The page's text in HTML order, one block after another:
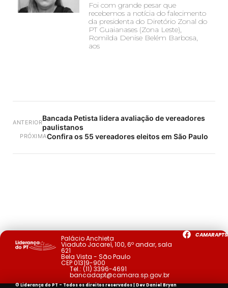
Foi com grande pesar que
recebemos a notícia do falecimento
da presidenta do Diretório Zonal do
PT Guaianases (Zona Leste),
Romilda Denise Belém Barbosa,
aos
ANTERIORBancada Petista lidera avaliação de vereadores
paulistanos
PRÓXIMAConfira os 55 vereadores eleitos em São Paulo
Palácio Anchieta
Viaduto Jacareí, 100, 6º andar, sala
621
Bela Vista - São Paulo
CEP 01319-900
Tel.: (11) 3396-4691
bancadapt@camara.sp.gov.br
© Liderança do PT - Todos os direitos reservados | DevDaniel Bryan